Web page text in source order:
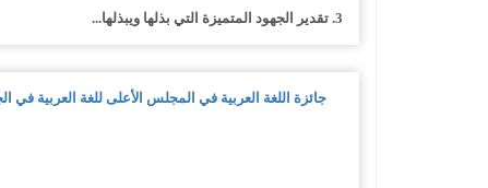
3. تقدير الجهود المتميزة التي بذلها ويبذلها...
جائزة اللغة العربية في المجلس الأعلى للغة العربية في